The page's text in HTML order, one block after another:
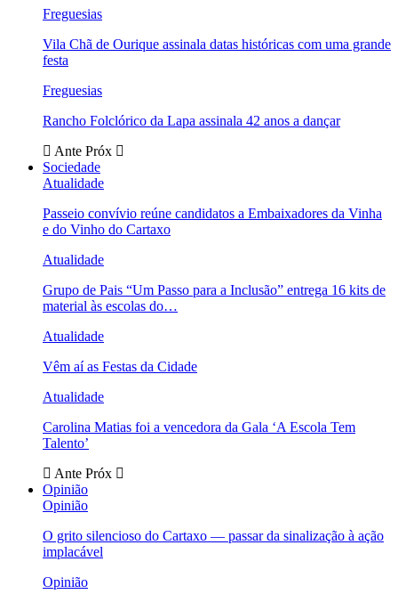
Freguesias
Vila Chã de Ourique assinala datas históricas com uma grande
festa
Freguesias
Rancho Folclórico da Lapa assinala 42 anos a dançar
Ante Próx
Sociedade
Atualidade
Passeio convívio reúne candidatos a Embaixadores da Vinha
e do Vinho do Cartaxo
Atualidade
Grupo de Pais “Um Passo para a Inclusão” entrega 16 kits de
material às escolas do…
Atualidade
Vêm aí as Festas da Cidade
Atualidade
Carolina Matias foi a vencedora da Gala ‘A Escola Tem
Talento’
Ante Próx
Opinião
Opinião
O grito silencioso do Cartaxo — passar da sinalização à ação
implacável
Opinião